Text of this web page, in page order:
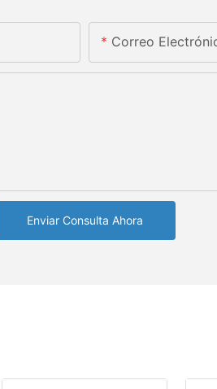
Correo
Enviar Consulta Ahora